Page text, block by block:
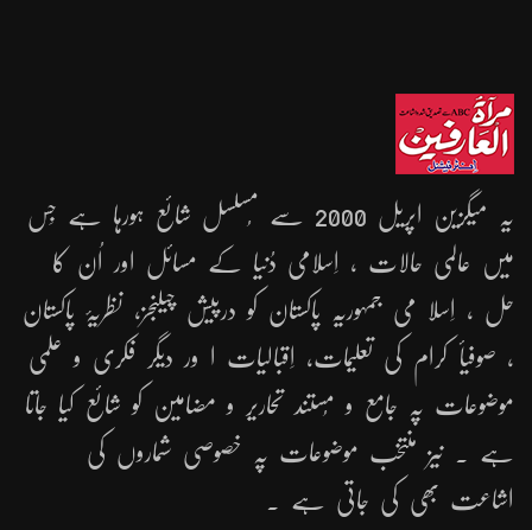
یہ میگزین اپریل 2000 سے مُسلسل شائع ہورہا ہے جِس
میں عالمی حالات ، اِسلامی دُنیا کے مسائل اور اُن کا
حل ، اِسلا می جمہوریّہ پاکستان کو درپیش چیلنجز، نظریۂ پاکستان
، صوفیأ کرام کی تعلیمات، اِقبالیات ا ور دیگر فکری و علمی
موضوعات پہ جامع و مُستند تحاریر و مضامین کو شائع کیا جاتا
ہے ۔ نیز منتخب موضوعات پہ خصوصی شماروں کی
اشاعت بھی کی جاتی ہے ۔